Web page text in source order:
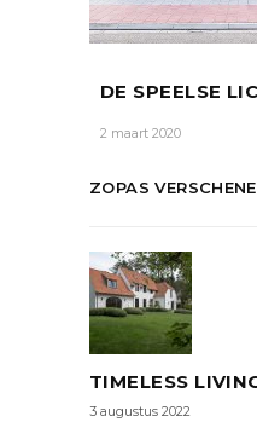
DE SPEELSE
2 maart 2020
ZOPAS
TIMELESS
3 augustus 2022